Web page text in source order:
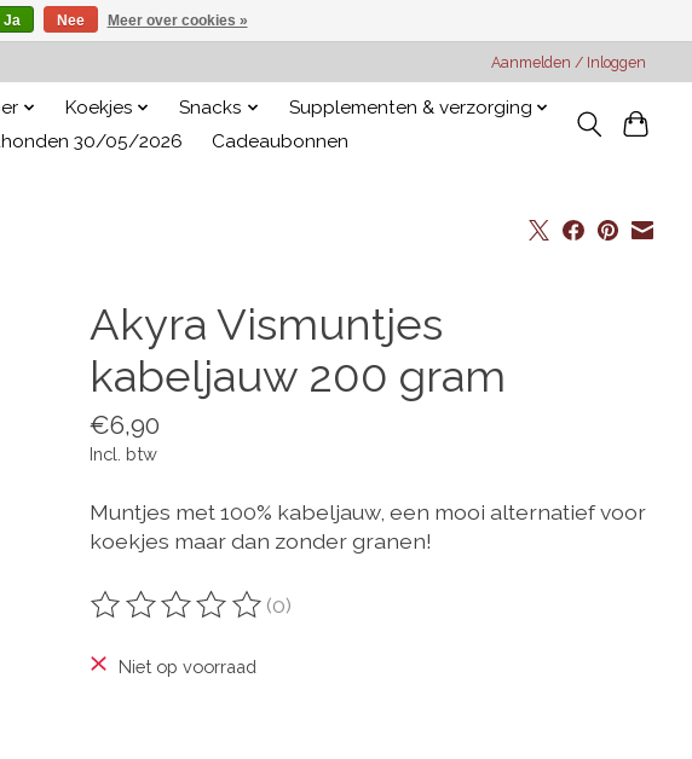
Aanmelden / Inloggen
Koekjes Snacks
Supplementen & verzorging
30/05/2026 Cadeaubonnen
Akyra Vismuntjes
kabeljauw 200 gram
€6,90
Incl. btw
Muntjes met 100% kabeljauw, een mooi alternatief voor
koekjes maar dan zonder granen!
De beoordeling van dit product is
(0)
Niet op voorraad
Ja Nee Meer over cookies »